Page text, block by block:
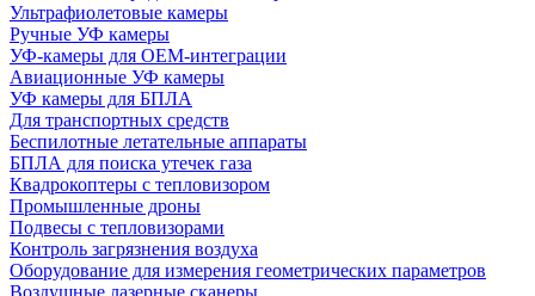
Ультрафиолетовые камеры
Ручные УФ камеры
УФ-камеры для OEM-интеграции
Авиационные УФ камеры
УФ камеры для БПЛА
Для транспортных средств
Беспилотные летательные аппараты
БПЛА для поиска утечек газа
Квадрокоптеры с тепловизором
Промышленные дроны
Подвесы с тепловизорами
Контроль загрязнения воздуха
Оборудование для измерения геометрических параметров
Воздушные лазерные сканеры